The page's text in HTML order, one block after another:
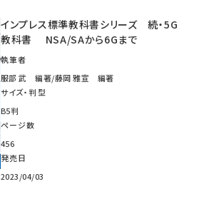
インプレス標準教科書シリーズ 続・5G
教科書 NSA/SAから6Gまで
執筆者
服部 武 編著/藤岡 雅宣 編著
サイズ・判型
B5判
ページ数
456
発売日
2023/04/03